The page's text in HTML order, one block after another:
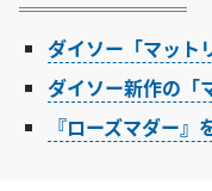
ダイソー「マット
ダイソー新作の「
『ローズマダー